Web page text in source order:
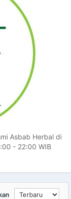
Asbab Herbal di
- 22:00 WIB